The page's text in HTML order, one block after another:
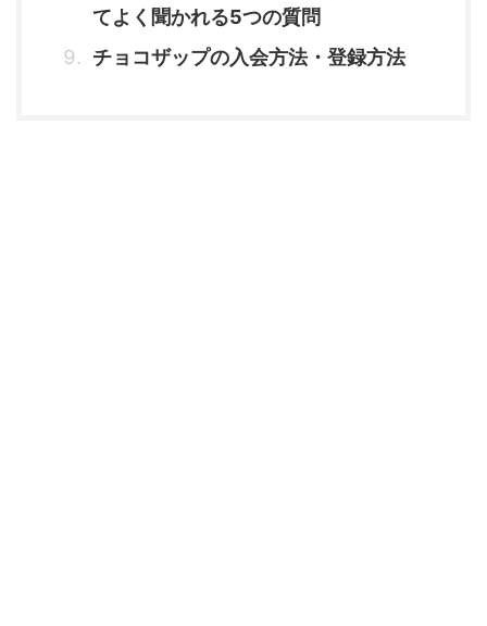
てよく聞かれる5つの質問
チョコザップの入会方法・登録方法